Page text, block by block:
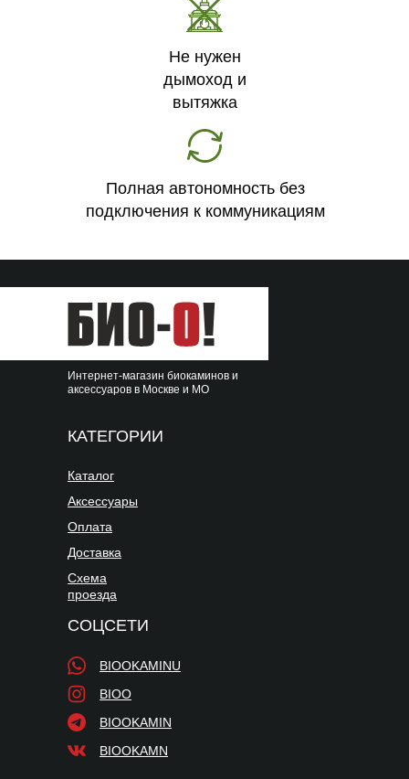
Не нужен
дымоход и
вытяжка
Полная автономность без
подключения к коммуникациям
КАТЕГОРИИ
Аксессуары
Каталог
Оплата
Доставка
Схема
проезда
СОЦСЕТИ
BIOO
BIOOKAMINU
Интернет-магазин биокаминов и
аксессуаров в Москве и МО
BIOOKAMIN
BIOOKAMN